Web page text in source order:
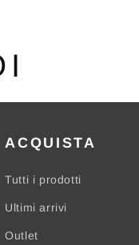
ACQUISTA
Tutti i prodotti
Ultimi arrivi
Outlet